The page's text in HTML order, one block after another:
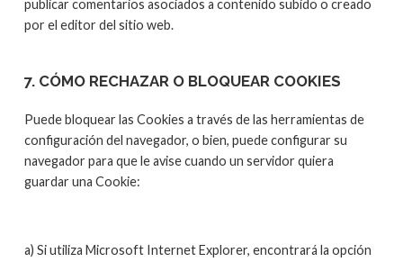
publicar comentarios asociados a contenido subido o creado
por el editor del sitio web.
7. CÓMO RECHAZAR O BLOQUEAR COOKIES
Puede bloquear las Cookies a través de las herramientas de
configuración del navegador, o bien, puede configurar su
navegador para que le avise cuando un servidor quiera
guardar una Cookie:
a) Si utiliza Microsoft Internet Explorer, encontrará la opción